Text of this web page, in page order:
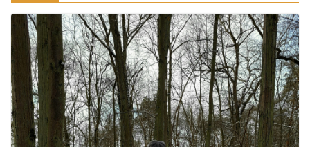
16 ज़रूरी कीबोर्ड शॉर्टकट्स जो आपकी
उत्पादकता को दोगुना कर देंगे
August 7, 2026 0 Comments
खाने के शौकीनों के लिए कश्मीर के 5 बेहतरीन
स्वादिष्ट व्यंजन
August 6, 2026 1 Comment